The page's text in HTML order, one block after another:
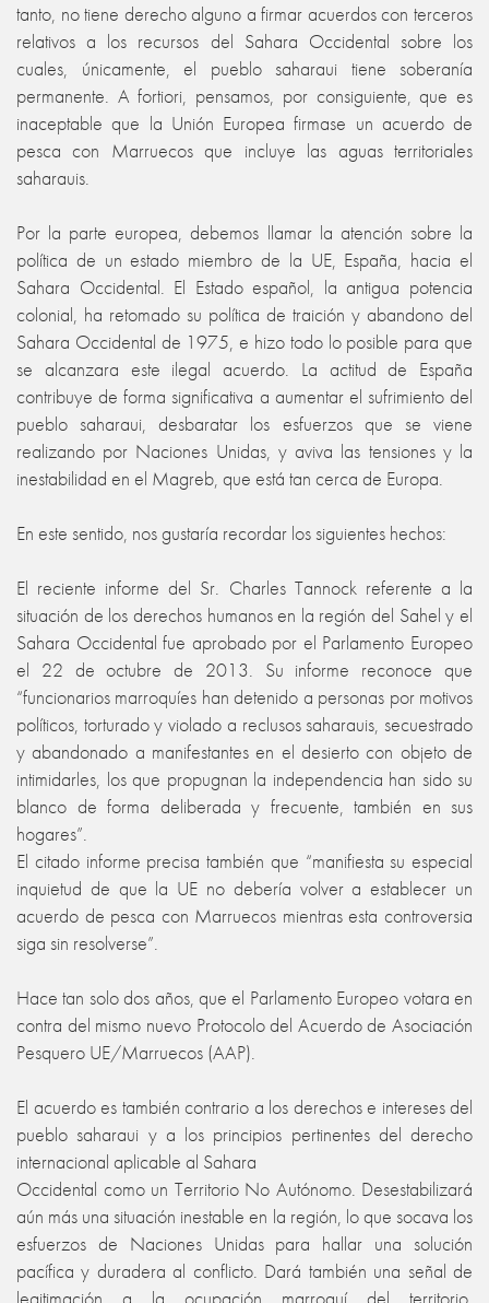
tanto, no tiene derecho alguno a firmar acuerdos con terceros
relativos a los recursos del Sahara Occidental sobre los
cuales, únicamente, el pueblo saharaui tiene soberanía
permanente. A fortiori, pensamos, por consiguiente, que es
inaceptable que la Unión Europea firmase un acuerdo de
pesca con Marruecos que incluye las aguas territoriales
saharauis.
Por la parte europea, debemos llamar la atención sobre la
política de un estado miembro de la UE, España, hacia el
Sahara Occidental. El Estado español, la antigua potencia
colonial, ha retomado su política de traición y abandono del
Sahara Occidental de 1975, e hizo todo lo posible para que
se alcanzara este ilegal acuerdo. La actitud de España
contribuye de forma significativa a aumentar el sufrimiento del
pueblo saharaui, desbaratar los esfuerzos que se viene
realizando por Naciones Unidas, y aviva las tensiones y la
inestabilidad en el Magreb, que está tan cerca de Europa.
En este sentido, nos gustaría recordar los siguientes hechos:
El reciente informe del Sr. Charles Tannock referente a la
situación de los derechos humanos en la región del Sahel y el
Sahara Occidental fue aprobado por el Parlamento Europeo
el 22 de octubre de 2013. Su informe reconoce que
“funcionarios marroquíes han detenido a personas por motivos
políticos, torturado y violado a reclusos saharauis, secuestrado
y abandonado a manifestantes en el desierto con objeto de
intimidarles, los que propugnan la independencia han sido su
blanco de forma deliberada y frecuente, también en sus
hogares”.
El citado informe precisa también que “manifiesta su especial
inquietud de que la UE no debería volver a establecer un
acuerdo de pesca con Marruecos mientras esta controversia
siga sin resolverse”.
Hace tan solo dos años, que el Parlamento Europeo votara en
contra del mismo nuevo Protocolo del Acuerdo de Asociación
Pesquero UE/Marruecos (AAP).
El acuerdo es también contrario a los derechos e intereses del
pueblo saharaui y a los principios pertinentes del derecho
internacional aplicable al Sahara
Occidental como un Territorio No Autónomo. Desestabilizará
aún más una situación inestable en la región, lo que socava los
esfuerzos de Naciones Unidas para hallar una solución
pacífica y duradera al conflicto. Dará también una señal de